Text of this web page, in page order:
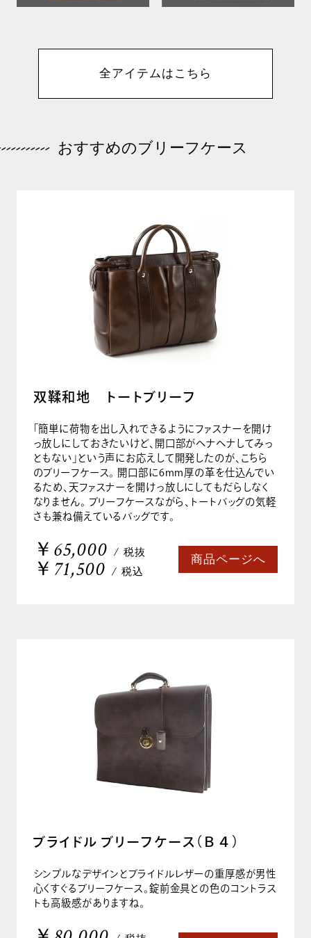
全アイテムはこちら
おすすめのブリーフケース
双鞣和地 トートブリーフ
「簡単に荷物を出し入れできるようにファスナーを開け
っ放しにしておきたいけど、開口部がヘナヘナしてみっ
ともない」という声にお応えして開発したのが、こちら
のブリーフケース。 開口部に6mm厚の革を仕込んでい
るため、天ファスナーを開けっ放しにしてもだらしなく
なりません。 ブリーフケースながら、トートバッグの気軽
さも兼ね備えているバッグです。
￥65,000 / 税抜
￥71,500 / 税込
商品ページへ
ブライドル ブリーフケース（Ｂ４）
シンプルなデザインとブライドルレザーの重厚感が男性
心くすぐるブリーフケース。錠前金具との色のコントラス
トも高級感がありますね。